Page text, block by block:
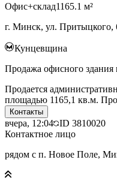
Офис+склад1165.1 м²
г. Минск, ул. Притыцкого,
Кунцевщина
Продажа офисного
Продается
площадью 1165,1 кв.м.
Контакты
вчера, 12:04 ID 3810020
Контактное лицо
рядом с п. Новое Поле,